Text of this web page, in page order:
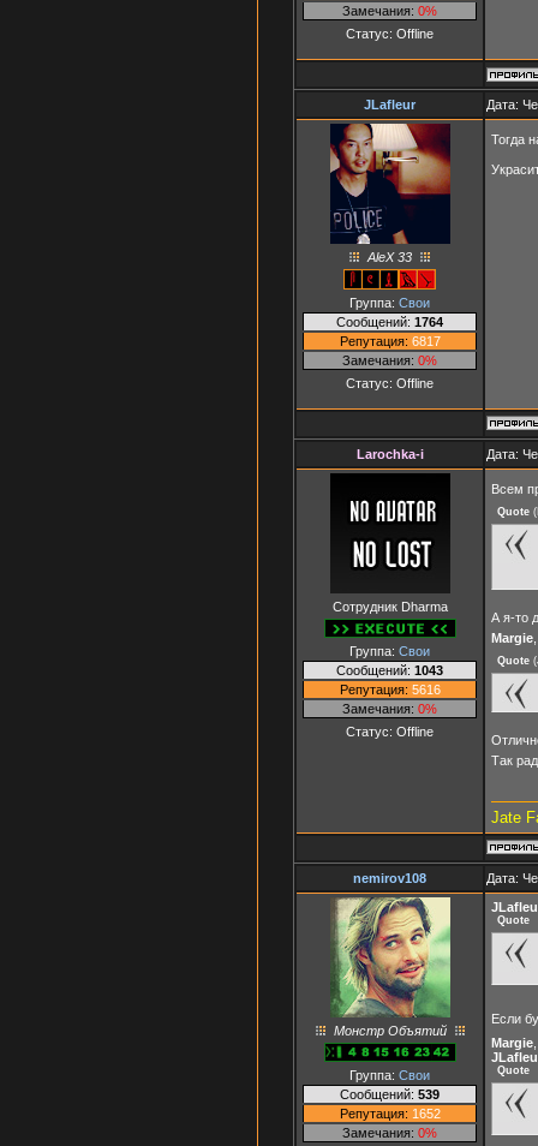
Замечания: 0%
Статус: Offline
JLafleur Дата:
AleX 33
Группа: Свои
Сообщений: 1764
Репутация: 6817
Замечания: 0%
Статус: Offline
Тогда
Larochka-i Дата:
Сотрудник Dharma
Группа: Свои
Сообщений: 1043
Репутация: 5616
Замечания: 0%
Статус: Offline
Всем
Quote (
А я-то
Margie
Quote (
Так
Jate
nemirov108 Дата:
Монстр Объятий
Группа: Свои
Сообщений: 539
Репутация: 1652
Замечания: 0%
Quote
Если
Margie
Quote